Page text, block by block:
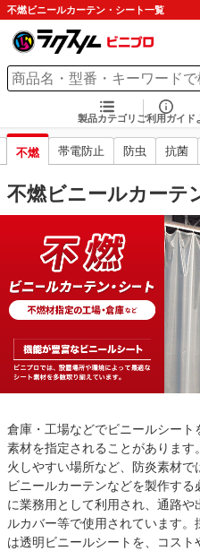
不燃ビニールカーテン・シート一覧
製品カテゴリ ご利用ガイド
不燃 帯電防止 防虫 抗菌
不燃ビニールカーテ
倉庫・工場などでビニールシー
素材を指定されることがあります
火しやすい場所など、防炎素材
ビニールカーテンなどを製作す
に業務用として利用され、通路
ルカバー等で使用されています
は透明ビニールシートを、コス